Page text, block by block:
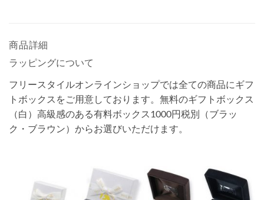
商品詳細
ラッピングについて
フリースタイルオンラインショップでは全ての商品にギフ
トボックスをご用意しております。無料のギフトボックス
（白）高級感のある有料ボックス1000円税別（ブラッ
ク・ブラウン）からお選びいただけます。